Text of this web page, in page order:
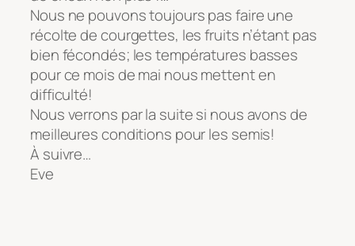
Nous ne pouvons toujours pas faire une
récolte de courgettes, les fruits n’étant pas
bien fécondés; les températures basses
pour ce mois de mai nous mettent en
difficulté!
Nous verrons par la suite si nous avons de
meilleures conditions pour les semis!
À suivre…
Eve